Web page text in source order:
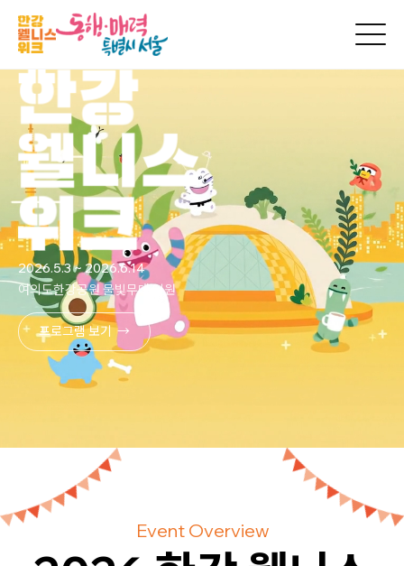
2026.5.3 ~ 2026.6.14
여의도한강공원 물빛무대 일원
프로그램 보기 →
Event Overview